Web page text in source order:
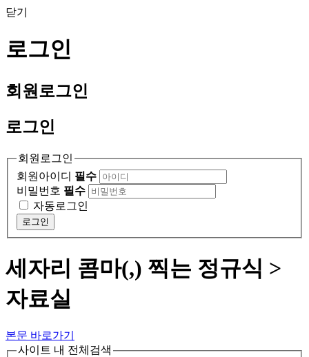
닫기
로그인
회원 로그인
로그인
회원로그인
회원아이디 필수
비밀번호 필수
자동로그인
로그인
세자리 콤마(,) 찍는 정규식 >
자료실
본문 바로가기
사이트 내 전체검색